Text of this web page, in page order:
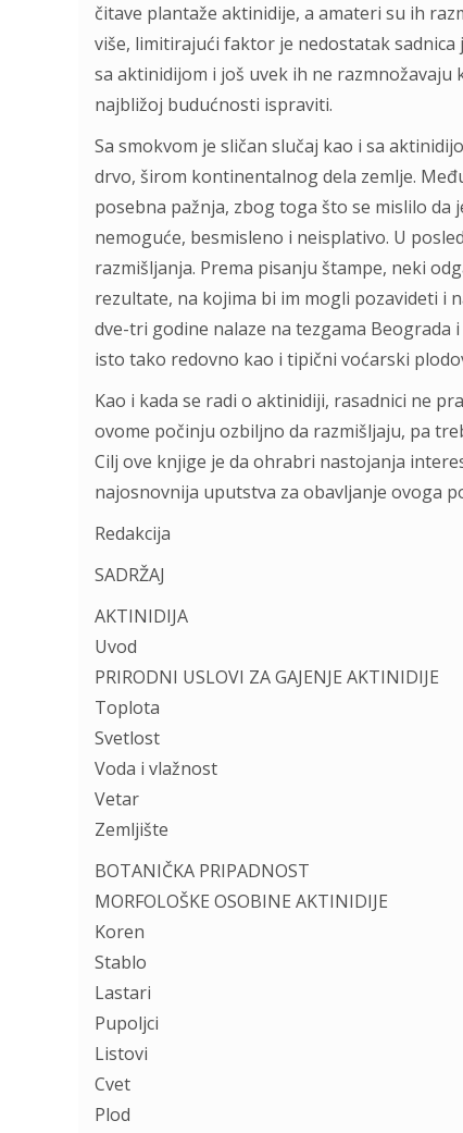
čitave plantaže aktinidije, a amateri su ih
više, limitirajući faktor je nedostatak
sa aktinidijom i još uvek ih ne razmnožavaju
najbližoj budućnosti ispraviti.
Sa smokvom je sličan slučaj kao i sa
drvo, širom kontinentalnog dela zemlje.
posebna pažnja, zbog toga što se mislilo da
nemoguće, besmisleno i neisplativo. U
razmišljanja. Prema pisanju štampe, neki
rezultate, na kojima bi im mogli pozavideti i
dve-tri godine nalaze na tezgama
isto tako redovno kao i tipični voćarski
Kao i kada se radi o aktinidiji, rasadnici ne
ovome počinju ozbiljno da razmišljaju, pa
Cilj ove knjige je da ohrabri nastojanja
najosnovnija uputstva za obavljanje ovoga
Redakcija
SADRŽAJ
AKTINIDIJA
Uvod
PRIRODNI USLOVI ZA GAJENJE AKTINIDIJE
Toplota
Svetlost
Voda i vlažnost
Vetar
Zemljište
BOTANIČKA PRIPADNOST
MORFOLOŠKE OSOBINE AKTINIDIJE
Koren
Stablo
Lastari
Pupoljci
Listovi
Cvet
Plod